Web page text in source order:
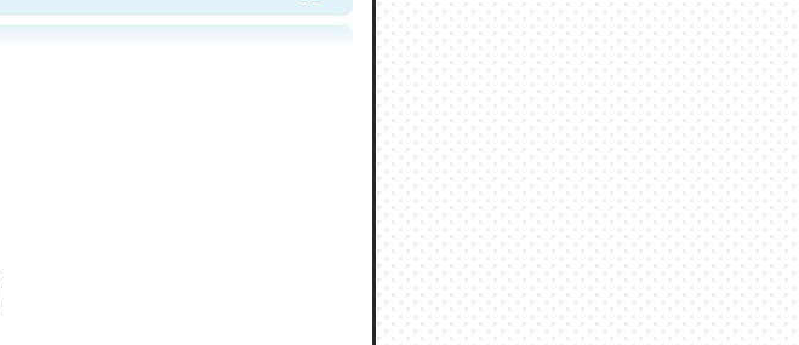
ージ分くらい。小説でいう「ずっと前
は多い分量。進化すればするほど分かり